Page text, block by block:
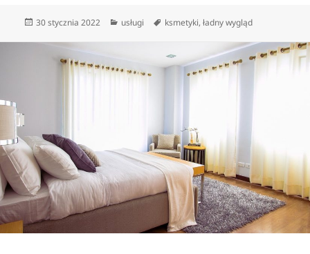
Data
30 stycznia 2022 Kategorie
usługi Tagi
ksmetyki,ładny wygląd